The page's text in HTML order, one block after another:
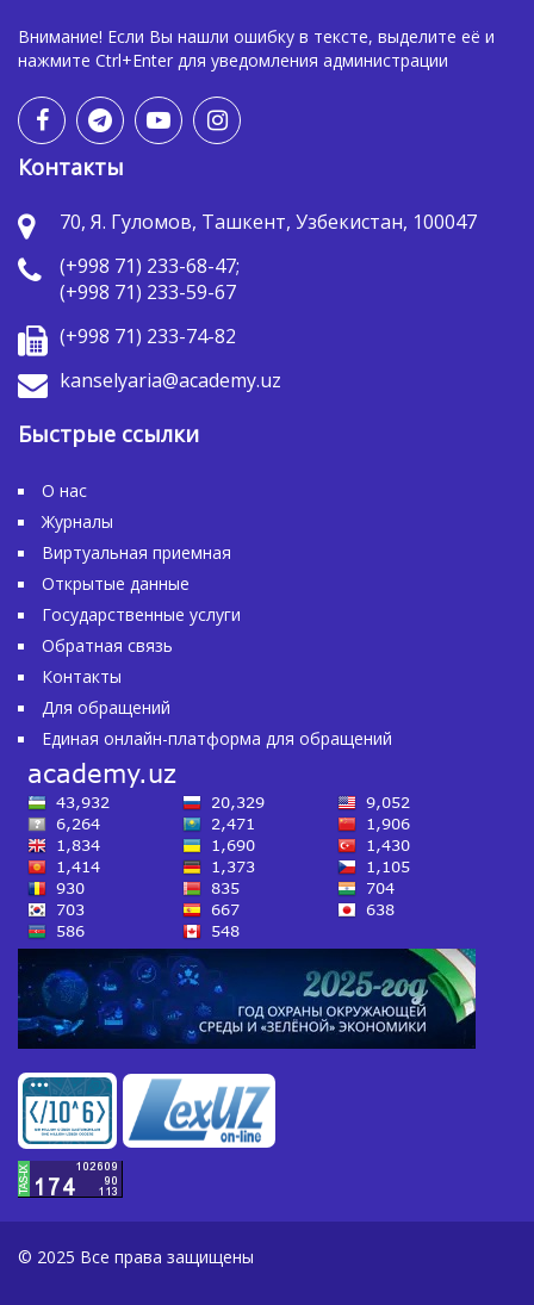
Внимание! Если Вы нашли ошибку в тексте, выделите её и
нажмите Ctrl+Enter для уведомления администрации
Контакты
70, Я. Гуломов, Ташкент, Узбекистан, 100047
(+998 71) 233-68-47;
(+998 71) 233-59-67
(+998 71) 233-74-82
kanselyaria@academy.uz
Быстрые ссылки
О нас
Журналы
Виртуальная приемная
Открытые данные
Государственные услуги
Обратная связь
Контакты
Для обращений
Единая онлайн-платформа для обращений
© 2025 Все права защищены